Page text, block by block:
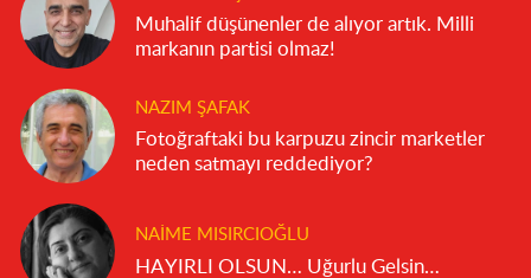
Muhalif düşünenler de alıyor artık. Milli
markanın partisi olmaz!
NAZIM ŞAFAK
Fotoğraftaki bu karpuzu zincir marketler
neden satmayı reddediyor?
NAIME MISIRCIOĞLU
HAYIRLI OLSUN… Uğurlu Gelsin…